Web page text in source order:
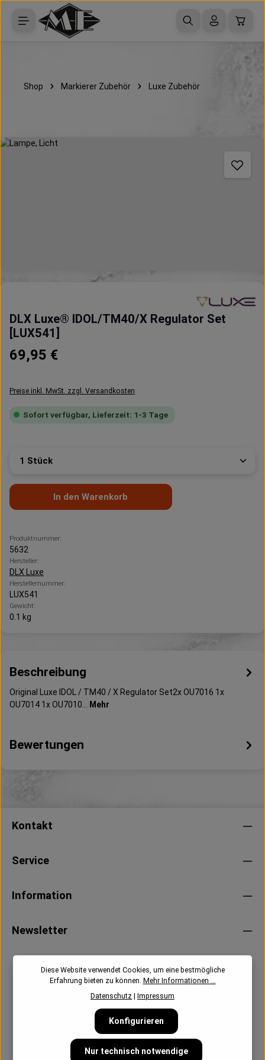
Zum Hauptinhalt springen
Shop Markierer Zubehör Luxe Zubehör
Bildergalerie überspringen
DLX Luxe® IDOL/TM40/X Regulator Set
[LUX541]
Regulärer Preis:
69,95 €
Preise inkl. MwSt. zzgl. Versandkosten
Sofort verfügbar, Lieferzeit: 1-3 Tage
Produkt Anzahl: Gib den gewünschten Wert ein
In den Warenkorb
Produktnummer:
5632
Hersteller:
DLX Luxe
Herstellernummer:
LUX541
Gewicht:
0.1 kg
Beschreibung
Original Luxe IDOL / TM40 / X Regulator Set2x OU7016 1x
OU7014 1x OU7010…
Mehr
Bewertungen
Kontakt
Service
Information
Newsletter
Diese Website verwendet Cookies, um eine bestmögliche
Erfahrung bieten zu können. Mehr Informationen ...
Datenschutz | Impressum
Nur technisch notwendige
Konfigurieren